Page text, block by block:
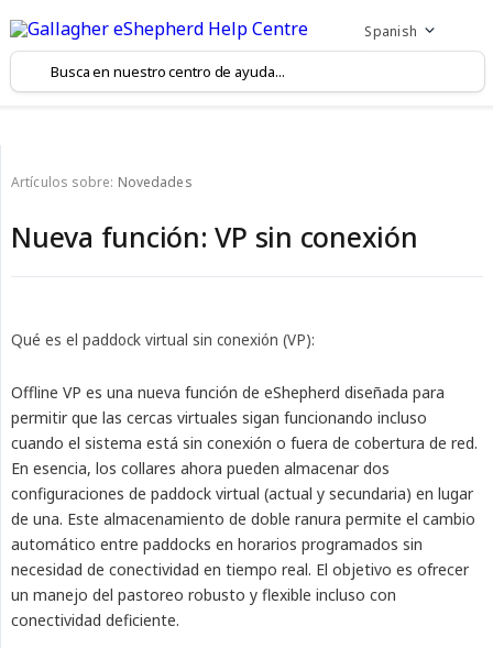
Spanish
Artículos sobre: Novedades
Nueva función: VP sin conexión
Qué es el paddock virtual sin conexión (VP):
Offline VP es una nueva función de eShepherd diseñada para
permitir que las cercas virtuales sigan funcionando incluso
cuando el sistema está sin conexión o fuera de cobertura de red.
En esencia, los collares ahora pueden almacenar dos
configuraciones de paddock virtual (actual y secundaria) en lugar
de una. Este almacenamiento de doble ranura permite el cambio
automático entre paddocks en horarios programados sin
necesidad de conectividad en tiempo real. El objetivo es ofrecer
un manejo del pastoreo robusto y flexible incluso con
conectividad deficiente.